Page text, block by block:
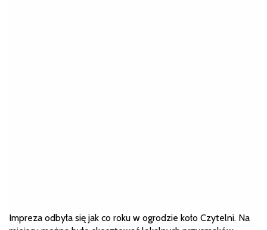
Impreza odbyła się jak co roku w ogrodzie koło Czytelni. Na